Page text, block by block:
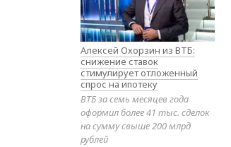
Алексей Охорзин из ВТБ:
снижение ставок
стимулирует отложенный
спрос на ипотеку
ВТБ за семь месяцев года
оформил более 41 тыс. сделок
на сумму свыше 200 млрд
рублей